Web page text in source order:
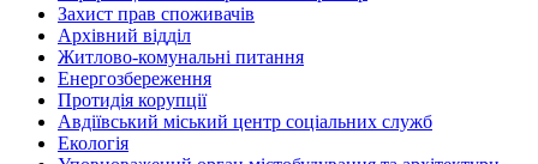
Захист прав споживачів
Архівний відділ
Житлово-комунальні питання
Енергозбереження
Протидія корупції
Авдіївський міський центр соціальних служб
Екологія